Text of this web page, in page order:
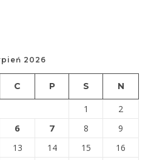
2026
C P S N
1
2
6 7 8
9
13 14 15
16